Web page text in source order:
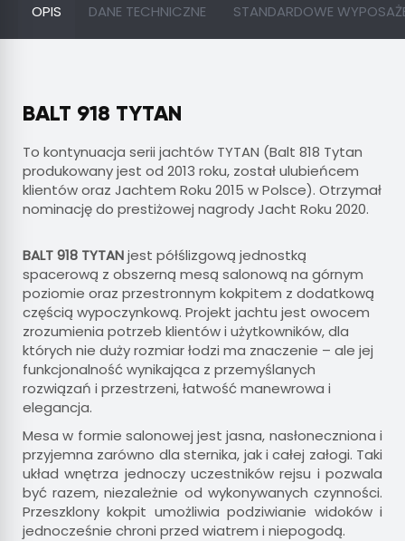
OPIS DANE TECHNICZNE STANDARDOWE
BALT 918 TYTAN
To kontynuacja serii jachtów TYTAN (Balt 818 Tytan
produkowany jest od 2013 roku, został ulubieńcem
klientów oraz Jachtem Roku 2015 w Polsce). Otrzymał
nominację do prestiżowej nagrody Jacht Roku 2020.
BALT 918 TYTANjest półślizgową jednostką
spacerową z obszerną mesą salonową na górnym
poziomie oraz przestronnym kokpitem z dodatkową
częścią wypoczynkową. Projekt jachtu jest owocem
zrozumienia potrzeb klientów i użytkowników, dla
których nie duży rozmiar łodzi ma znaczenie – ale jej
funkcjonalność wynikająca z przemyślanych
rozwiązań i przestrzeni, łatwość manewrowa i
elegancja.
Mesa w formie salonowej jest jasna, nasłoneczniona i
przyjemna zarówno dla sternika, jak i całej załogi. Taki
układ wnętrza jednoczy uczestników rejsu i pozwala
być razem, niezależnie od wykonywanych czynności.
Przeszklony kokpit umożliwia podziwianie widoków i
jednocześnie chroni przed wiatrem i niepogodą.